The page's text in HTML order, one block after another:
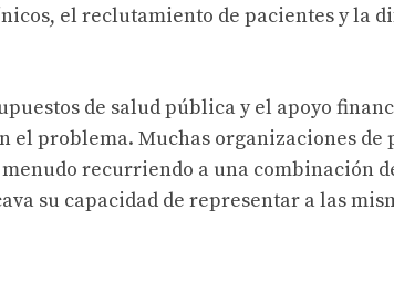
el reclutamiento de pacientes y la
de salud pública y el apoyo
el problema. Muchas organizaciones
recurriendo a una combinación
su capacidad de representar a las